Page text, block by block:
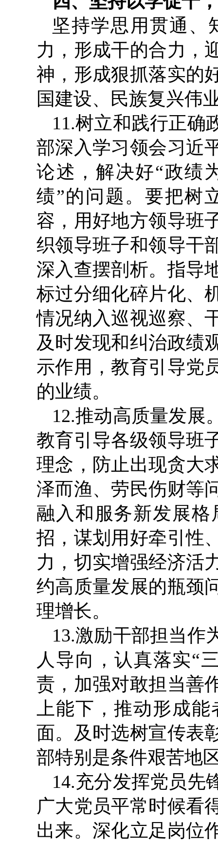
坚持学思用贯通、
力，形成干的合力，
神，形成狠抓落实的
国建设、民族复兴伟
11.树立和践行正确
部深入学习领会习近
论述，解决好“政绩
绩”的问题。要把树
容，用好地方领导班
织领导班子和领导干
深入查摆剖析。指导
标过分细化碎片化、
情况纳入巡视巡察、
及时发现和纠治政绩
示作用，教育引导党
的业绩。
12.推动高质量发展
教育引导各级领导班
理念，防止出现贪大
泽而渔、劳民伤财等
融入和服务新发展
招，谋划用好牵引性
力，切实增强经济活
约高质量发展的瓶颈
理增长。
13.激励干部担当作
人导向，认真落实“
责，加强对敢担当善
上能下，推动形成
面。及时选树宣传表
部特别是条件艰苦地
14.充分发挥党员先
广大党员平常时候看
出来。深化立足岗位